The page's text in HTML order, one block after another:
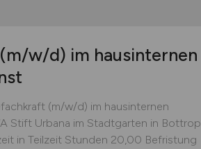
(m/w/d) im hausinternen
(m/w/d) im hausinternen
Stift Urbana im Stadtgarten in Bottrop
in Teilzeit Stunden 20,00 Befristung